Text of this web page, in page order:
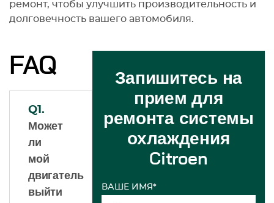
ремонт, чтобы улучшить производительность и
долговечность вашего автомобиля.
FAQ
Q1.
Может
ли
мой
двигатель
выйти
Запишитесь на
прием для
ремонта системы
охлаждения
Citroen
ВАШЕ ИМЯ*